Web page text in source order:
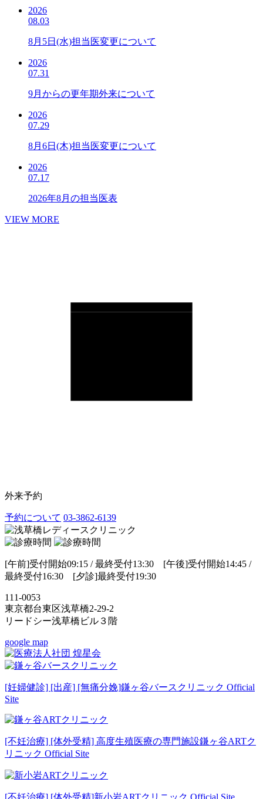
2026
08.03
8月5日(水)担当医変更について
2026
07.31
9月からの更年期外来について
2026
07.29
8月6日(木)担当医変更について
2026
07.17
2026年8月の担当医表
VIEW MORE
外来予約
予約について 03-3862-6139
[午前]受付開始09:15 / 最終受付13:30 [午後]受付開始14:45 /
最終受付16:30 [夕診]最終受付19:30
111-0053
東京都台東区浅草橋2-29-2
リードシー浅草橋ビル３階
google map
[妊婦健診] [出産] [無痛分娩]鎌ヶ谷バースクリニック Official
Site
[不妊治療] [体外受精] 高度生殖医療の専門施設鎌ヶ谷ARTク
リニック Official Site